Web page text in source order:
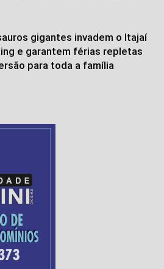
gigantes invadem o Itajaí
e garantem férias repletas
para toda a família